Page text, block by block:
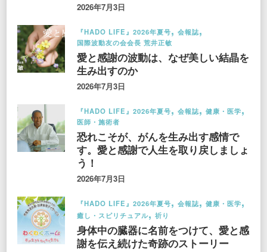
2026年7月3日
『HADO LIFE』2026年夏号
会報誌
国際波動友の会会長 荒井正敏
愛と感謝の波動は、なぜ美しい結晶を
生み出すのか
2026年7月3日
『HADO LIFE』2026年夏号 会報誌
健康・医学
医師・施術者
恐れこそが、がんを生み出す感情で
す。愛と感謝で人生を取り戻しましょ
う！
2026年7月3日
『HADO LIFE』2026年夏号 会報誌
健康・医学
癒し・スピリチュアル
祈り
身体中の臓器に名前をつけて、愛と感
謝を伝え続けた奇跡のストーリー